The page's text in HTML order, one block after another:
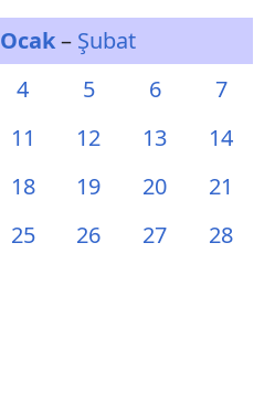
Ocak– Şubat
4 5 6
7
11 12 13
14
18 19 20
21
25 26 27
28